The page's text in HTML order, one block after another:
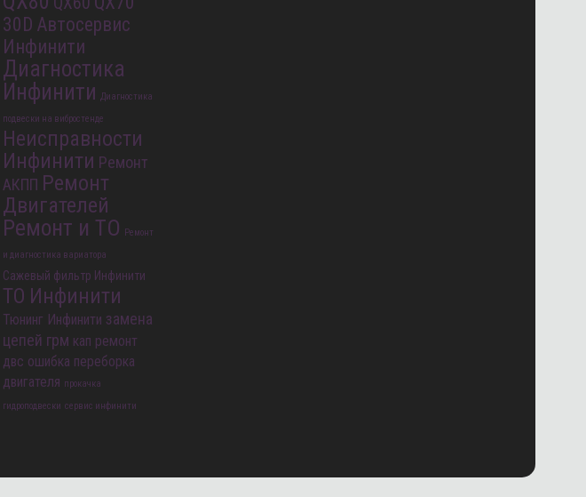
30D Автосервис
Инфинити
Диагностика
Инфинити Диагностика
подвески на вибростенде
Неисправности
Инфинити Ремонт
АКПП Ремонт
Двигателей
Ремонт и ТО
Ремонт
и диагностика вариатора
Сажевый фильтр Инфинити
ТО Инфинити
Тюнинг Инфинити замена
цепей грм кап ремонт
двс ошибка переборка
двигателя прокачка
гидроподвески сервис инфинити